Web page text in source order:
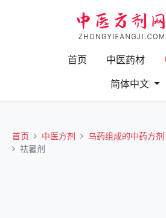
首页 中医药材
简体中文
首页 中医方剂
乌药组成的中药方剂
祛暑剂